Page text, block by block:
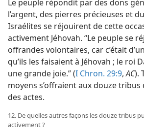
Le peuple répondit par des dons
l’argent, des pierres précieuses et
Israélites se réjouirent de cette
activement Jéhovah. “Le peuple se
offrandes volontaires, car c’était
qu’ils les faisaient à Jéhovah ; le roi
une grande joie.” (I Chron. 29:9,AC).
moyens s’offraient aux douze
des actes.
12. De quelles autres façons les douze tribus
activement ?